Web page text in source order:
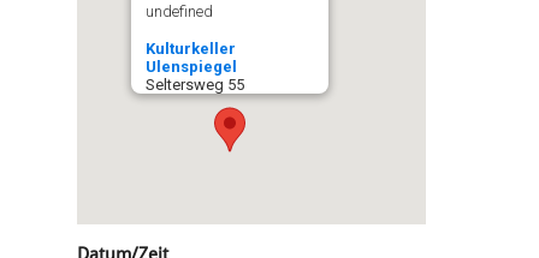
undefined
Kulturkeller
Ulenspiegel
Seltersweg 55